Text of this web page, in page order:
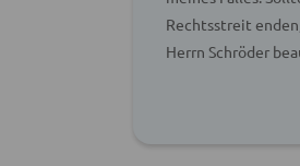
Rechtsstreit
Herrn Schröder